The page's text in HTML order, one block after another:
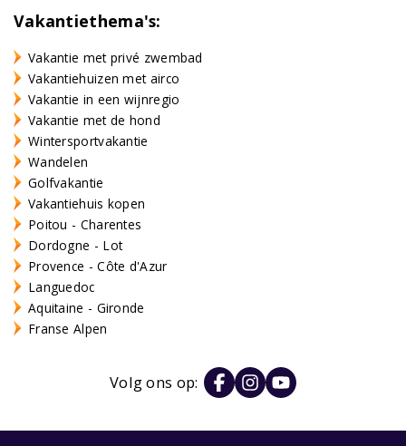
Vakantiethema's:
Vakantie met privé zwembad
Vakantiehuizen met airco
Vakantie in een wijnregio
Vakantie met de hond
Wintersportvakantie
Wandelen
Golfvakantie
Vakantiehuis kopen
Poitou - Charentes
Dordogne - Lot
Provence - Côte d'Azur
Languedoc
Aquitaine - Gironde
Franse Alpen
Volg ons op: